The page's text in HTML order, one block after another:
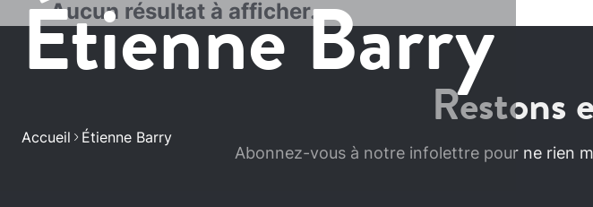
Étienne Barry
Accueil Étienne Barry
Aucun résultat à afficher.
Restons
Abonnez-vous à notre infolettre pour ne rien